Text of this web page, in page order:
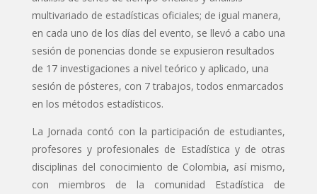
multivariado de estadísticas oficiales; de igual manera,
en cada uno de los días del evento, se llevó a cabo una
sesión de ponencias donde se expusieron resultados
de 17 investigaciones a nivel teórico y aplicado, una
sesión de pósteres, con 7 trabajos, todos enmarcados
en los métodos estadísticos.
La Jornada contó con la participación de estudiantes,
profesores y profesionales de Estadística y de otras
disciplinas del conocimiento de Colombia, así mismo,
con miembros de la comunidad Estadística de